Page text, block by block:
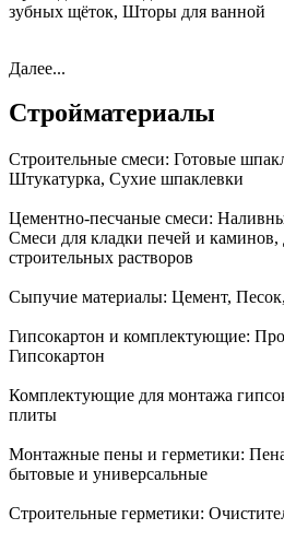
зубных щёток, Шторы для ванной
Далее...
Стройматериалы
Строительные смеси: Готовые
Штукатурка, Сухие шпаклевки
Цементно-песчаные смеси:
Смеси для кладки печей и каминов,
строительных растворов
Сыпучие материалы: Цемент,
Гипсокартон и комплектующие:
Гипсокартон
Комплектующие для монтажа
плиты
Монтажные пены и герметики:
бытовые и универсальные
Строительные герметики: